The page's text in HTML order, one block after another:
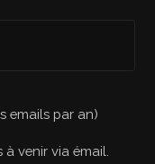
emails par an)
venir via émail.